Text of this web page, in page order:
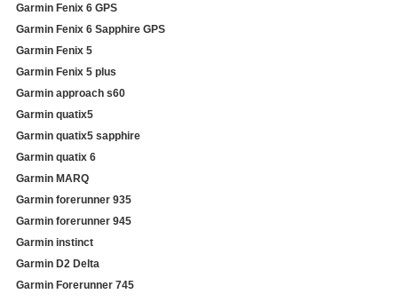
Garmin Fenix ​​6 GPS
Garmin Fenix ​​6 Sapphire GPS
Garmin Fenix ​​5
Garmin Fenix ​​5 plus
Garmin approach s60
Garmin quatix5
Garmin quatix5 sapphire
Garmin quatix 6
Garmin MARQ
Garmin forerunner 935
Garmin forerunner 945
Garmin instinct
Garmin D2 Delta
Garmin Forerunner 745